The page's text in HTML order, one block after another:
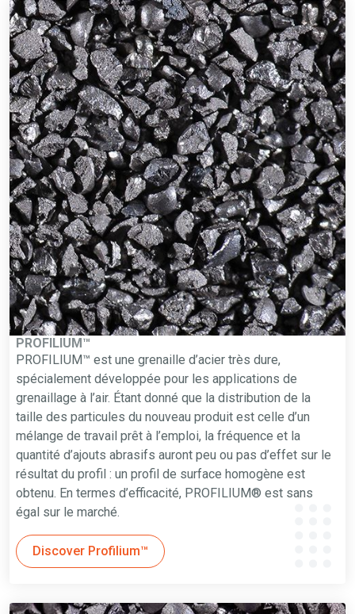
PROFILIUM™
PROFILIUM™ est une grenaille d’acier très dure,
spécialement développée pour les applications de
grenaillage à l’air. Étant donné que la distribution de la
taille des particules du nouveau produit est celle d’un
mélange de travail prêt à l’emploi, la fréquence et la
quantité d’ajouts abrasifs auront peu ou pas d’effet sur le
résultat du profil : un profil de surface homogène est
obtenu. En termes d’efficacité, PROFILIUM® est sans
égal sur le marché.
Discover Profilium™